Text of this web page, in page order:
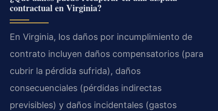
contractual en Virginia?
En Virginia, los daños por incumplimiento de
contrato incluyen daños compensatorios (para
cubrir la pérdida sufrida), daños
consecuenciales (pérdidas indirectas
previsibles) y daños incidentales (gastos